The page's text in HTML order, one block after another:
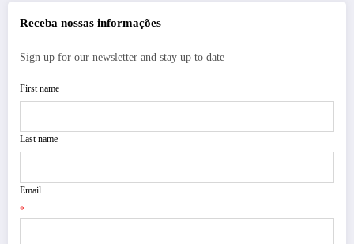
Receba nossas informações
Sign up for our newsletter and stay up to date
First name
Last name
Email
*